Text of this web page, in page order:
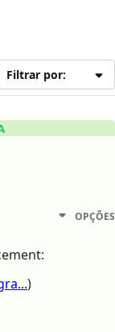
Filtrar por:
OPÇÕES
)